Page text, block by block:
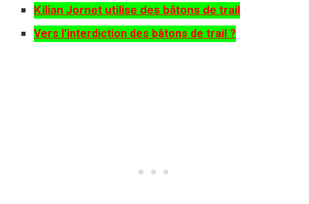
Kilian Jornet utilise des bâtons de trail
Vers l’interdiction des bâtons de trail ?